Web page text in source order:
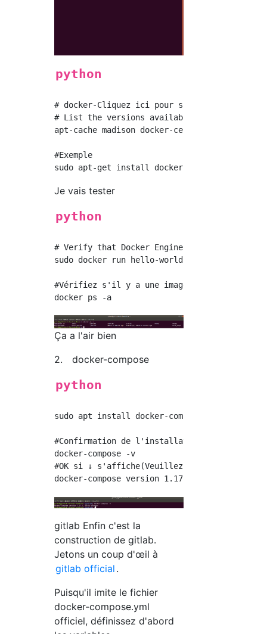
python
# docker-Cliquez ici pour spécifier la
# List the versions available in your repo:
apt-cache madison docker-ce
#Exemple
Je vais tester
python
# Verify that Docker Engine is installed
sudo docker run hello-world
#Vérifiez s'il y a une image
Ça a l'air bien
2. docker-compose
python
sudo apt install docker-compose
#Confirmation de l'installation
docker-compose -v
#OK si ↓ s'affiche(Veuillez lire la version
gitlab Enfin c'est la
construction de gitlab.
Jetons un coup d'œil à
gitlab official .
Puisqu'il imite le fichier
docker-compose.yml
officiel, définissez d'abord